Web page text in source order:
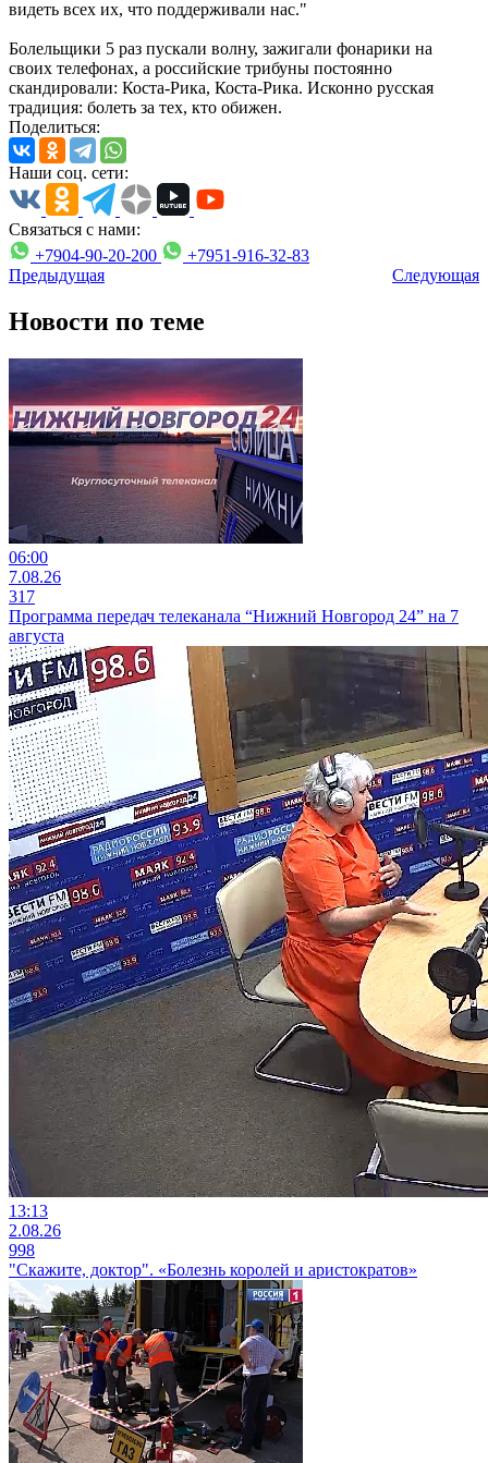
видеть всех их, что поддерживали нас."
Болельщики 5 раз пускали волну, зажигали фонарики на
своих телефонах, а российские трибуны постоянно
скандировали: Коста-Рика, Коста-Рика. Исконно русская
традиция: болеть за тех, кто обижен.
Поделиться:
Наши соц. сети:
Связаться с нами:
+7904-90-20-200
+7951-916-32-83
Предыдущая
Следующая
Новости по теме
06:00
7.08.26
317
Программа передач телеканала “Нижний Новгород 24” на 7
августа
13:13
2.08.26
998
"Скажите, доктор". «Болезнь королей и аристократов»